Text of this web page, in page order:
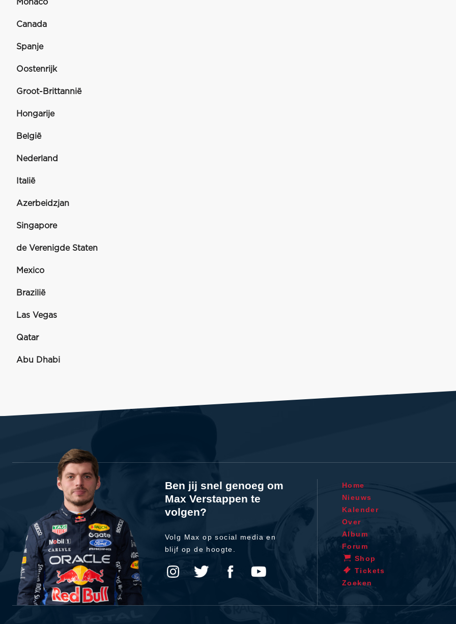
Monaco
Canada
Spanje
Oostenrijk
Groot-Brittannië
Hongarije
België
Nederland
Italië
Azerbeidzjan
Singapore
de Verenigde Staten
Mexico
Brazilië
Las Vegas
Qatar
Abu Dhabi
Ben jij snel genoeg om
Max Verstappen te
volgen?
Volg Max op social media en
blijf op de hoogte.
Home
Nieuws
Kalender
Over
Album
Forum
Shop
Tickets
Zoeken